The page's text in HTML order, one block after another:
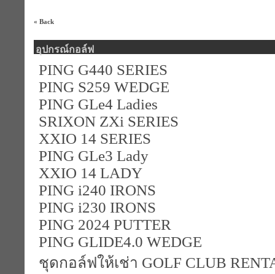
« Back
อุปกรณ์กอล์ฟ
PING G440 SERIES
PING S259 WEDGE
PING GLe4 Ladies
SRIXON ZXi SERIES
XXIO 14 SERIES
PING GLe3 Lady
XXIO 14 LADY
PING i240 IRONS
PING i230 IRONS
PING 2024 PUTTER
PING GLIDE4.0 WEDGE
ชุดกอล์ฟให้เช่า GOLF CLUB